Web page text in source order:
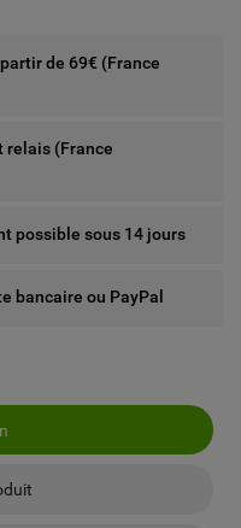
de 69€ (France
relais (France
possible sous 14 jours
bancaire ou PayPal